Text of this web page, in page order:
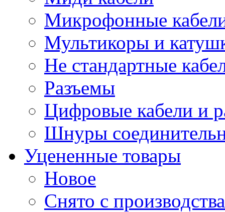
Микрофонные
Мультикоры и
Не стандартные
Разъемы
Цифровые кабели и
Шнуры
Уцененные товары
Новое
Снято с производства